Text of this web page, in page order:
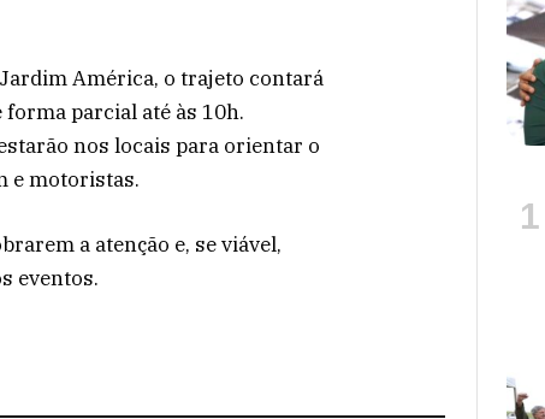
América, o trajeto contará
parcial até às 10h.
nos locais para orientar o
e motoristas.
a atenção e, se viável,
eventos.